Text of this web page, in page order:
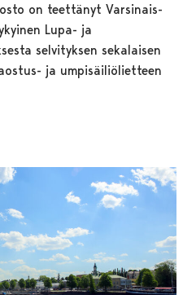
on teettänyt Varsinais-
Lupa- ja
selvityksen sekalaisen
ja umpisäiliölietteen